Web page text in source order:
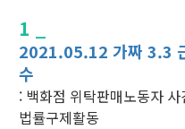
1 _
2021.05.12 가짜 3.3
수
: 백화점 위탁판매노동자
법률구제활동